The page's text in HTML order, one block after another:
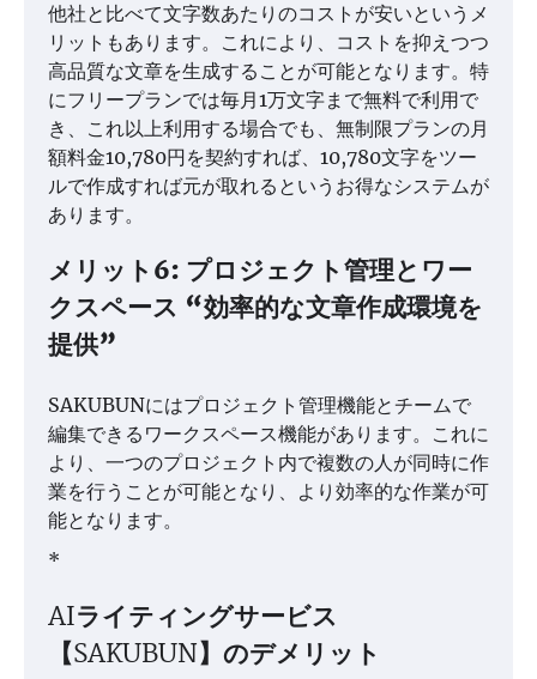
他社と比べて文字数あたりのコストが安いというメ
リットもあります。これにより、コストを抑えつつ
高品質な文章を生成することが可能となります。特
にフリープランでは毎月1万文字まで無料で利用で
き、これ以上利用する場合でも、無制限プランの月
額料金10,780円を契約すれば、10,780文字をツー
ルで作成すれば元が取れるというお得なシステムが
あります。
メリット6: プロジェクト管理とワー
クスペース “効率的な文章作成環境を
提供”
SAKUBUNにはプロジェクト管理機能とチームで
編集できるワークスペース機能があります。これに
より、一つのプロジェクト内で複数の人が同時に作
業を行うことが可能となり、より効率的な作業が可
能となります。
*
AIライティングサービス
【SAKUBUN】のデメリット